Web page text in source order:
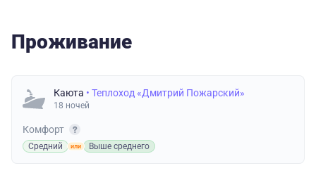
Проживание
Каюта • Теплоход «Дмитрий Пожарский»
18 ночей
Комфорт
Средний Выше среднего